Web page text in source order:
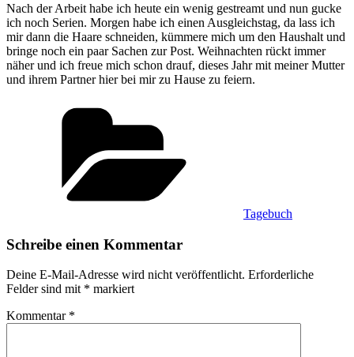
Nach der Arbeit habe ich heute ein wenig gestreamt und nun gucke
ich noch Serien. Morgen habe ich einen Ausgleichstag, da lass ich
mir dann die Haare schneiden, kümmere mich um den Haushalt und
bringe noch ein paar Sachen zur Post. Weihnachten rückt immer
näher und ich freue mich schon drauf, dieses Jahr mit meiner Mutter
und ihrem Partner hier bei mir zu Hause zu feiern.
Tagebuch
Schreibe einen Kommentar
Deine E-Mail-Adresse wird nicht veröffentlicht. Erforderliche
Felder sind mit * markiert
Kommentar *